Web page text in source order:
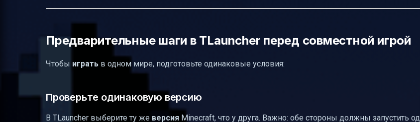
Предварительные шаги в TLauncher перед совместной игрой
Чтобы играть в одном мире, подготовьте одинаковые условия:
Проверьте одинаковую версию
В TLauncher выберите ту же версия Minecraft, что у друга. Важно: обе стороны должны запустить